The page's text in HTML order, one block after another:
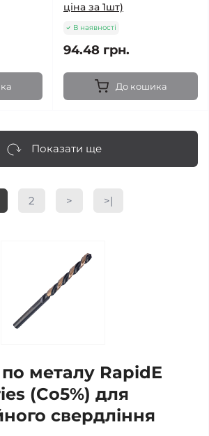
ціна за 1шт)
В наявності
94.48 грн.
До кошика
Показати ще
2 > >|
металу RapidE
(Co5%) для
свердління